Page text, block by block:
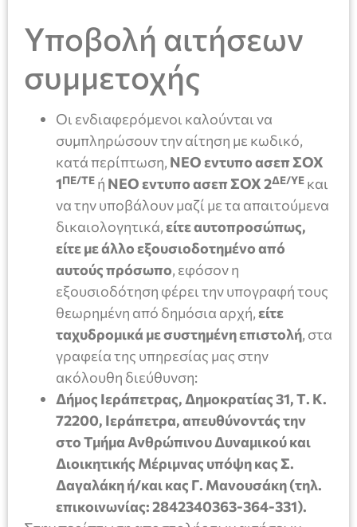
Υποβολή αιτήσεων
συμμετοχής
Οι ενδιαφερόμενοι καλούνται να
συμπληρώσουν την αίτηση με κωδικό,
κατά περίπτωση, ΝΕΟεντυπο ασεπΣΟΧ
1ΠΕ/ΤΕ ή ΝΕΟεντυπο ασεπΣΟΧ 2ΔΕ/ΥΕ και
να την υποβάλουν μαζί με τα απαιτούμενα
δικαιολογητικά,είτε αυτοπροσώπως,
είτε με άλλο εξουσιοδοτημένο από
αυτούς πρόσωπο, εφόσον η
εξουσιοδότηση φέρει την υπογραφή τους
θεωρημένη από δημόσια αρχή,είτε
ταχυδρομικά με συστημένη επιστολή, στα
γραφεία της υπηρεσίας μας στην
ακόλουθη διεύθυνση:
Δήμος Ιεράπετρας, Δημοκρατίας 31, Τ. Κ.
72200, Ιεράπετρα, απευθύνοντάς την
στο Τμήμα Ανθρώπινου Δυναμικού και
Διοικητικής Μέριμνας υπόψη κας Σ.
Δαγαλάκη ή/και κας Γ. Μανουσάκη (τηλ.
επικοινωνίας: 2842340363-364-331).